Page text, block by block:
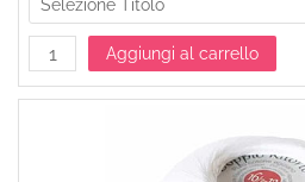
Aggiungi al carrello